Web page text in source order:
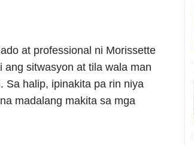
at professional ni Morissette
sitwasyon at tila wala man
Sa halip, ipinakita pa rin niya
madalang makita sa mga